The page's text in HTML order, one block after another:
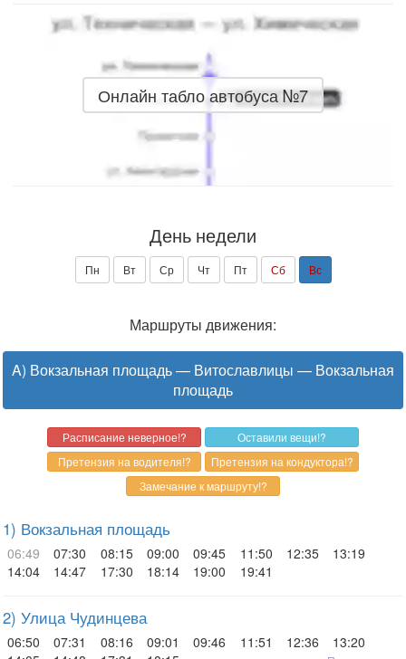
Онлайн табло автобуса №7
День недели
Пн Вт Ср Чт Пт Сб Вс
Маршруты движения:
A) Вокзальная площадь — Витославлицы — Вокзальная
площадь
1) Вокзальная площадь
06:49 07:30 08:15 09:00 09:45 11:50 12:35
13:19
14:04
14:47 17:30 18:14 19:00 19:41
2) Улица Чудинцева
06:50 07:31 08:16 09:01 09:46 11:51 12:36
13:20